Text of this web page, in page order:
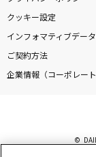
クッキー設定
インフォマティブデー
ご契約方法
企業情報（コーポレート
©